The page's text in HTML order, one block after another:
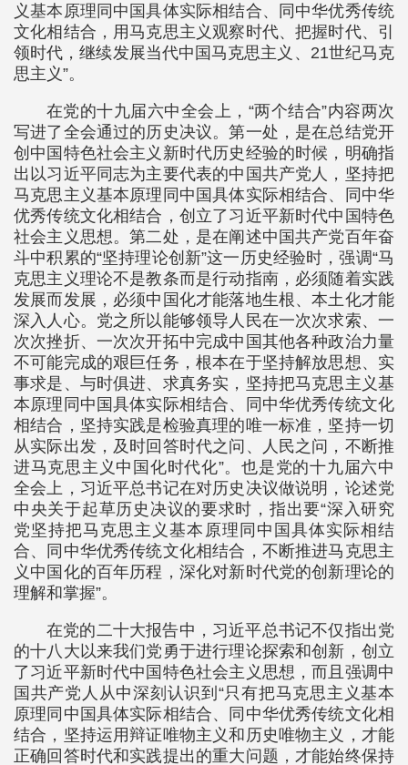
义基本原理同中国具体实际相结合、同中华优秀传统
文化相结合，用马克思主义观察时代、把握时代、引
领时代，继续发展当代中国马克思主义、21世纪马克
思主义”。
在党的十九届六中全会上，“两个结合”内容两次
写进了全会通过的历史决议。第一处，是在总结党开
创中国特色社会主义新时代历史经验的时候，明确指
出以习近平同志为主要代表的中国共产党人，坚持把
马克思主义基本原理同中国具体实际相结合、同中华
优秀传统文化相结合，创立了习近平新时代中国特色
社会主义思想。第二处，是在阐述中国共产党百年奋
斗中积累的“坚持理论创新”这一历史经验时，强调“马
克思主义理论不是教条而是行动指南，必须随着实践
发展而发展，必须中国化才能落地生根、本土化才能
深入人心。党之所以能够领导人民在一次次求索、一
次次挫折、一次次开拓中完成中国其他各种政治力量
不可能完成的艰巨任务，根本在于坚持解放思想、实
事求是、与时俱进、求真务实，坚持把马克思主义基
本原理同中国具体实际相结合、同中华优秀传统文化
相结合，坚持实践是检验真理的唯一标准，坚持一切
从实际出发，及时回答时代之问、人民之问，不断推
进马克思主义中国化时代化”。也是党的十九届六中
全会上，习近平总书记在对历史决议做说明，论述党
中央关于起草历史决议的要求时，指出要“深入研究
党坚持把马克思主义基本原理同中国具体实际相结
合、同中华优秀传统文化相结合，不断推进马克思主
义中国化的百年历程，深化对新时代党的创新理论的
理解和掌握”。
在党的二十大报告中，习近平总书记不仅指出党
的十八大以来我们党勇于进行理论探索和创新，创立
了习近平新时代中国特色社会主义思想，而且强调中
国共产党人从中深刻认识到“只有把马克思主义基本
原理同中国具体实际相结合、同中华优秀传统文化相
结合，坚持运用辩证唯物主义和历史唯物主义，才能
正确回答时代和实践提出的重大问题，才能始终保持